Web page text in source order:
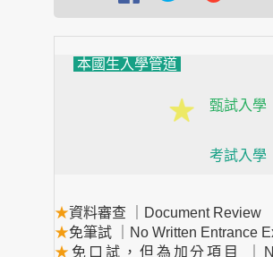
本國生入學管道
甄試入學
考試入學
★資料審查 ｜Document Review
★免筆試 ｜No Written Entrance
★ 免口試，但為加分項目 ｜